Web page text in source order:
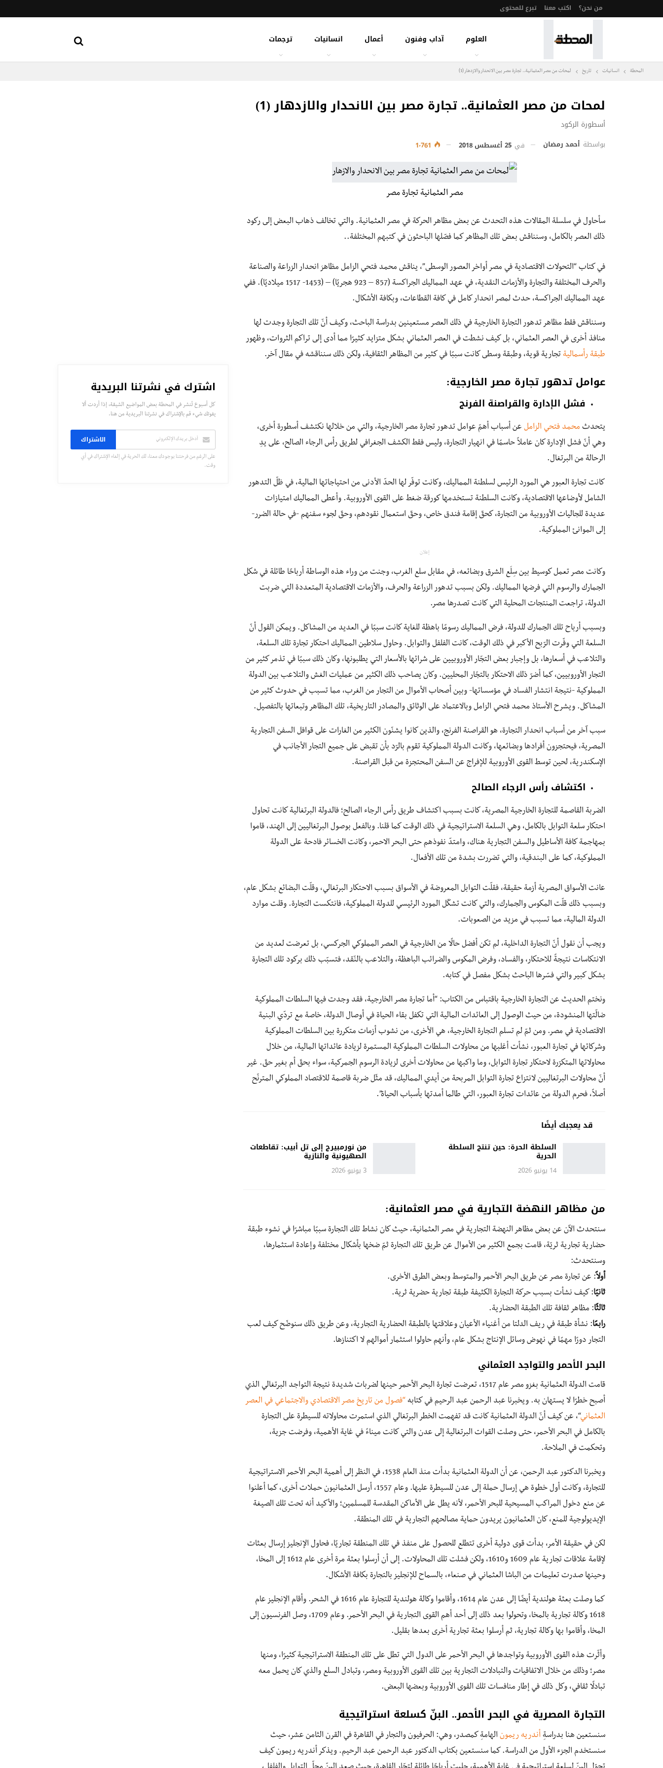
من نحن؟ اكتب معنا تبرع للمحتوى
العلوم آداب وفنون أعمال انسانيات ترجمات
المحطة انسانيات تاريخ لمحات من مصر العثمانية.. تجارة مصر بين الانحدار والازدهار (1)
لمحات من مصر العثمانية.. تجارة مصر بين الانحدار والازدهار (1)
أسطورة الركود
بواسطة أحمد رمضان في 25 أغسطس 2018
مصر العثمانية تجارة مصر
سأحاول في سلسلة المقالات هذه التحدث عن بعض مظاهر الحركة في مصر العثمانية. والتي تخالف ذهاب البعض إلى ركود
ذلك العصر بالكامل، وسنناقش بعض تلك المظاهر كما فصّلها الباحثون في كتبهم المختلفة..
في كتاب “التحولات الاقتصادية في مصر أواخر العصور الوسطى”، يناقش محمد فتحي الزامل مظاهرَ انحدار الزراعة والصناعة
والحرف المختلفة والتجارة والأزمات النقدية، في عهد المماليك الجراكسة (857 – 923 هجريًا) – (1453- 1517 ميلاديًا). ففي
عهد المماليك الجراكسة، حدث لمصر انحدار كامل في كافة القطاعات، وبكافة الأشكال.
وسنناقش فقط مظاهر تدهور التجارة الخارجية في ذلك العصر مستعينين بدراسة الباحث، وكيف أنّ تلك التجارة وجدت لها
منافذ أخرى في العصر العثماني، بل كيف نشطت في العصر العثماني بشكل متزايد كثيرًا مما أدى إلى تراكم الثروات، وظهور
طبقة رأسمالية تجارية قوية، وطبقة وسطى كانت سببًا في كثير من المظاهر الثقافية، ولكن ذلك سنناقشه في مقال آخر.
عوامل تدهور تجارة مصر الخارجية:
فشل الإدارة والقراصنة الفرنج
يتحدث محمد فتحي الزامل عن أسباب أهمّ عوامل تدهور تجارة مصر الخارجية، والتي من خلالها نكتشف أسطورة أخرى،
وهي أنّ فشل الإدارة كان عاملاً حاسمًا في انهيار التجارة، وليس فقط الكشف الجغرافي لطريق رأس الرجاء الصالح، على يدِ
الرحالة من البرتغال.
كانت تجارة العبور هي المورد الرئيس لسلطنة المماليك، وكانت توفّر لها الحدّ الأدنى من احتياجاتها المالية، في ظلّ التدهور
الشامل لأوضاعها الاقتصادية، وكانت السلطنة تستخدمها كورقة ضغط على القوى الأوروبية. وأعطى المماليك امتيازات
عديدة للجاليات الأوروبية من التجارة، كحقّ إقامة فندق خاص، وحقّ استعمال نقودهم، وحقّ لجوء سفنهم -في حالة الضرر-
إلى الموانئ المملوكية.
إعلان
وكانت مصر تعمل كوسيط بين سِلَع الشرق وبضائعه، في مقابل سلع الغرب، وجنت من وراء هذه الوساطة أرباحًا طائلة في شكل
الجمارك والرسوم التي فرضها المماليك. ولكن بسبب تدهور الزراعة والحرف، والأزمات الاقتصادية المتعددة التي ضربت
الدولة، تراجعت المنتجات المحلية التي كانت تصدرها مصر.
وبسبب أرباح تلك الجمارك للدولة، فرض المماليك رسومًا باهظة للغاية كانت سببًا في العديد من المشاكل. ويمكن القول أنّ
السلعة التي وفّرت الرّبح الأكبر في ذلك الوقت، كانت الفلفل والتوابل. وحاول سلاطين المماليك احتكار تجارة تلك السلعة،
والتلاعب في أسعارها، بل وإجبار بعض التجّار الأوروبيين على شرائها بالأسعار التي يطلبونها، وكان ذلك سببًا في تذمر كثير من
التجار الأوروبيين، كما أضرّ ذلك الاحتكار بالتجّار المحليين. وكان يصاحب ذلك الكثير من عمليات الغش والتلاعب بين الدولة
المملوكية -نتيجة انتشار الفساد في مؤسساتها- وبين أصحاب الأموال من التجار من الغرب، مما تسبب في حدوث كثير من
المشاكل. ويشرح الأستاذ محمد فتحي الزامل وبالاعتماد على الوثائق والمصادر التاريخية، تلك المظاهر وتبعاتها بالتفصيل.
سبب آخر من أسباب انحدار التجارة، هو القراصنة الفرنج، والذين كانوا يشنّون الكثير من الغارات على قوافل السفن التجارية
المصرية، فيحتجزون أفرادها وبضائعها، وكانت الدولة المملوكية تقوم بالرّد بأن تقبض على جميع التجار الأجانب في
الإسكندرية، لحين توسط القوى الأوروبية للإفراج عن السفن المحتجزة من قبل القراصنة.
اكتشاف رأس الرجاء الصالح
الضربة القاصمة للتجارة الخارجية المصرية، كانت بسبب اكتشاف طريق رأس الرجاء الصالح؛ فالدولة البرتغالية كانت تحاول
احتكار سلعة التوابل بالكامل، وهي السلعة الاستراتيجية في ذلك الوقت كما قلنا. وبالفعل بوصول البرتغاليين إلى الهند، قاموا
بمهاجمة كافة الأساطيل والسفن التجارية هناك، وامتدّ نفوذهم حتى البحر الاحمر، وكانت الخسائر فادحة على الدولة
المملوكية، كما على البندقية، والتي تضررت بشدة من تلك الأفعال.
عانت الأسواق المصرية أزمة حقيقة، فقلّت التوابل المعروضة في الأسواق بسبب الاحتكار البرتغالي، وقلّت البضائع بشكل عام،
وبسبب ذلك قلّت المكوس والجمارك، والتي كانت تشكّل المورد الرئيسي للدولة المملوكية، فانتكست التجارة. وقلت موارد
الدولة المالية، مما تسبب في مزيد من الصعوبات.
ويجب أن نقول أنّ التجارة الداخلية، لم تكن أفضل حالًا من الخارجية في العصر المملوكي الجركسي، بل تعرضت لعديد من
الانتكاسات نتيجةً للاحتكار، والفساد، وفرض المكوس والضرائب الباهظة، والتلاعب بالنّقد، فتسبّب ذلك بركود تلك التجارة
بشكل كبير والتي فسّرها الباحث بشكل مفصل في كتابه.
ونختم الحديث عن التجارة الخارجية باقتباس من الكتاب: “أما تجارة مصر الخارجية، فقد وجدت فيها السلطات المملوكية
ضالّتها المنشودة، من حيث الوصول إلى العائدات المالية التي تكفل بقاء الحياة في أوصال الدولة، خاصة مع تردّي البنية
الاقتصادية في مصر. ومن ثمّ لم تسلم التجارة الخارجية، هي الأخرى، من نشوب أزمات متكررة بين السلطات المملوكية
وشركائها في تجارة العبور، نشأت أغلبها من محاولات السلطات المملوكية المستمرة لزيادة عائداتها المالية، من خلال
محاولاتها المتكرّرة لاحتكار تجارة التوابل، وما واكبها من محاولات أخرى لزيادة الرسوم الجمركية، سواء بحقّ أم بغير حقّ. غير
أنّ محاولات البرتغاليين لانتزاع تجارة التوابل المربحة من أيدي المماليك، قد مثّل ضربة قاصمة للاقتصاد المملوكي المترنّح
أصلاً، فحرم الدولة من عائدات تجارة العبور، التي طالما أمدتها بأسباب الحياة”.
قد يعجبك أيضًا
السلطة الحرة: حين تنتج السلطة
الحرية
14 يونيو 2026
من نورمبيرج إلى تل أبيب: تقاطعات
الصهيونية والنازية
3 يونيو 2026
من مظاهر النهضة التجارية في مصر العثمانية:
سنتحدث الآن عن بعض مظاهر النهضة التجارية في مصر العثمانية، حيث كان نشاط تلك التجارة سببًا مباشرًا في نشوء طبقة
حضارية تجارية ثريّة، قامت بجمع الكثير من الأموال عن طريق تلك التجارة ثمّ ضخها بأشكال مختلفة وإعادة استثمارها،
وسنتحدث:
أولاً: عن تجارة مصر عن طريق البحر الأحمر والمتوسط وبعض الطرق الأخرى.
ثانيًا: كيف نشأت بسبب حركة التجارة الكثيفة طبقة تجارية حضرية ثرية.
ثالثًا: مظاهر ثقافة تلك الطبقة الحضارية.
رابعًا: نشأة طبقة في ريف الدلتا من أغنياء الأعيان وعلاقتها بالطبقة الحضارية التجارية، وعن طريق ذلك سنوضّح كيف لعب
التجار دورًا مهمًا في نهوض وسائل الإنتاج بشكل عام، وأنهم حاولوا استثمار أموالهم لا اكتنازها.
البحر الأحمر والتواجد العثماني
قامت الدولة العثمانية بغزو مصر عام 1517، تعرضت تجارة البحر الأحمر حينها لضربات شديدة نتيجة التواجد البرتغالي الذي
أصبح خطرًا لا يستهان به. ويخبرنا عبد الرحمن عبد الرحيم في كتابه “فصول من تاريخ مصر الاقتصادي والاجتماعي في العصر
العثماني“، عن كيف أنّ الدولة العثمانية كانت قد تفهمت الخطر البرتغالي الذي استمرت محاولاته للسيطرة على التجارة
بالكامل في البحر الأحمر، حتى وصلت القوات البرتغالية إلى عدن والتي كانت ميناءً في غاية الأهمية، وفرضت جزية،
وتحكمت في الملاحة.
ويخبرنا الدكتور عبد الرحمن، عن أن الدولة العثمانية بدأت منذ العام 1538، في النظر إلى أهمية البحر الأحمر الاستراتيجية
للتجارة، وكانت أول خطوة هي إرسال حملة إلى عدن للسيطرة عليها. وعام 1557، أرسل العثمانيون حملات أخرى، كما أعلنوا
عن منع دخول المراكب المسيحية للبحر الأحمر، لأنه يطل على الأماكن المقدسة للمسلمين؛ والأكيد أنه تحت تلك الصيغة
الإيديولوجية للمنع، كان العثمانيون يريدون حماية مصالحهم التجارية في تلك المنطقة.
لكن في حقيقة الأمر، بدأت قوى دولية أخرى تتطلع للحصول على منفذ في تلك المنطقة تجاريًا، فحاول الإنجليز إرسال بعثات
لإقامة علاقات تجارية عام 1609 و1610، ولكن فشلت تلك المحاولات. إلى أن أرسلوا بعثة مرة أخرى عام 1612 إلى المخا،
وحينها صدرت تعليمات من الباشا العثماني في صنعاء، بالسماح للإنجليز بالتجارة بكافة الأشكال.
كما وصلت بعثة هولندية أيضًا إلى عدن عام 1614، وأقاموا وكالة هولندية للتجارة عام 1616 في الشحر. وأقام الإنجليز عام
1618 وكالة تجارية بالمخا، وتحولوا بعد ذلك إلى أحد أهم القوى التجارية في البحر الأحمر. وعام 1709، وصل الفرنسيون إلى
المخا، وأقاموا بها وكالة تجارية، ثم أرسلوا بعثة تجارية أخرى بعدها بقليل.
وأثّرت هذه القوى الأوروبية وتواجدها في البحر الأحمر على الدول التي تطل على تلك المنطقة الاستراتيجية كثيرًا، ومنها
مصر؛ وذلك من خلال الاتفاقيات والتبادلات التجارية بين تلك القوى الأوروبية ومصر، وتبادل السلع والذي كان يحمل معه
تبادلًا ثقافي، وكل ذلك في إطار منافسات تلك القوى الأوروبية وبعضها البعض.
التجارة المصرية في البحر الأحمر.. البنّ كسلعة استراتيجية
سنستعين هنا بدراسةِ أندريه ريمون الهامةِ كمصدر، وهي: الحرفيون والتجار في القاهرة في القرن الثامن عشر، حيث
سنستخدم الجزء الأول من الدراسة. كما سنستعين بكتاب الدكتور عبد الرحمن عبد الرحيم. ويذكر أندريه ريمون كيف
اشترك في نشرتنا البريدية
كل أسبوع تُنشر في المحطة بعض المواضيع الشيقة، إذا أردت ألا
يفوتك شيء قم بالإشتراك في نشرتنا البريدية من هنا.
الاشتراك
على الرغم من فرحتنا بوجودك معنا، لك الحرية في إلغاء الإشتراك في أي
وقت.